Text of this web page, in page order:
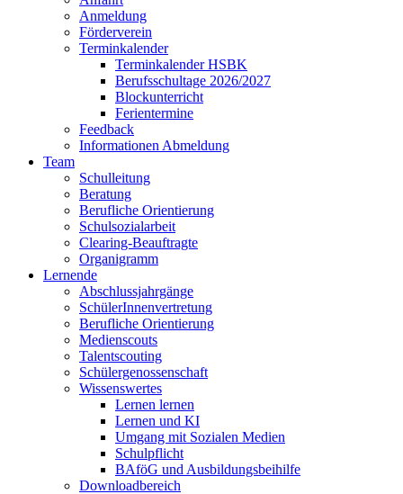
Anmeldung
Förderverein
Terminkalender
Terminkalender HSBK
Berufsschultage 2026/2027
Blockunterricht
Ferientermine
Feedback
Informationen Abmeldung
Team
Schulleitung
Beratung
Berufliche Orientierung
Schulsozialarbeit
Clearing-Beauftragte
Organigramm
Lernende
Abschlussjahrgänge
SchülerInnenvertretung
Berufliche Orientierung
Medienscouts
Talentscouting
Schüler­genossen­schaft
Wissenswertes
Lernen lernen
Lernen und KI
Umgang mit Sozialen Medien
Schulpflicht
BAföG und Ausbildungsbeihilfe
Downloadbereich